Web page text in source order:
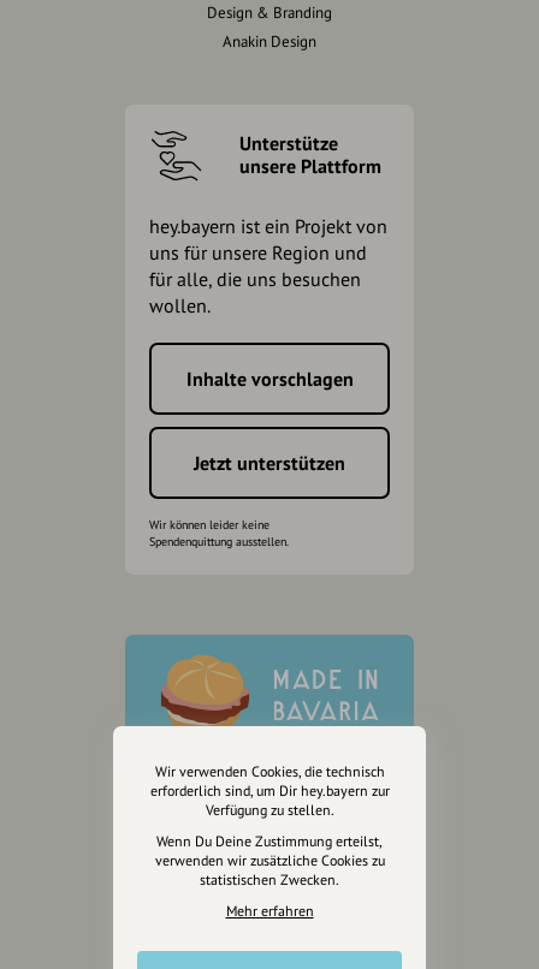
Design & Branding
Anakin Design
Unterstütze
unsere Plattform
hey.bayern ist ein Projekt von
uns für unsere Region und
für alle, die uns besuchen
wollen.
Inhalte vorschlagen
Jetzt unterstützen
Wir können leider keine
Spendenquittung ausstellen.
Wir verwenden Cookies, die technisch
erforderlich sind, um Dir hey.bayern zur
Verfügung zu stellen.
Wenn Du Deine Zustimmung erteilst,
verwenden wir zusätzliche Cookies zu
statistischen Zwecken.
Mehr erfahren